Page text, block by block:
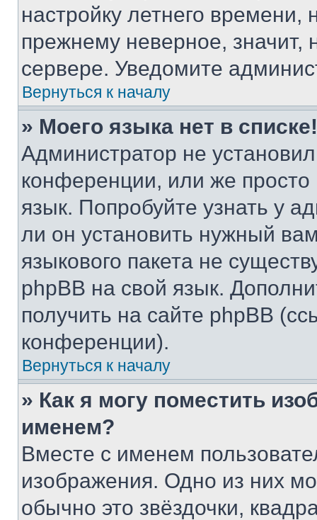
настройку летнего
прежнему неверное, значит,
сервере. Уведомите
Вернуться к началу
» Моего языка нет в списке!
Администратор не
конференции, или же
язык. Попробуйте узнать у
ли он установить нужный
языкового пакета не
phpBB на свой язык.
получить на сайте phpBB
конференции).
Вернуться к началу
» Как я могу поместить
именем?
Вместе с именем
изображения. Одно из них
обычно это звёздочки,